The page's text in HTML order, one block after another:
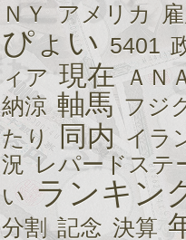
ＮＹ アメリカ
ぴょい 5401
ィア 現在 ＡＮ
納涼 軸馬 フジ
たり 同内 イラ
況 レパードステ
い ランキン
分割 記念 決算